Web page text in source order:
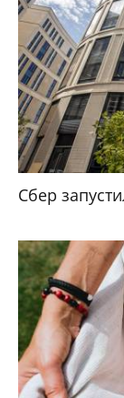
Сбер